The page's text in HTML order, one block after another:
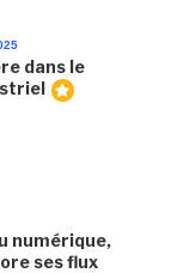
dans le
numérique,
ses flux